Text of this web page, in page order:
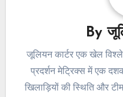
By
जूलियन कार्टर एक खेल
प्रदर्शन मेट्रिक्स में एक
खिलाड़ियों की स्थिति और